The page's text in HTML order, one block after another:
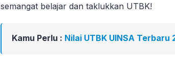
semangat belajar dan taklukkan UTBK!
Kamu Perlu : Nilai UTBK UINSA Terbaru